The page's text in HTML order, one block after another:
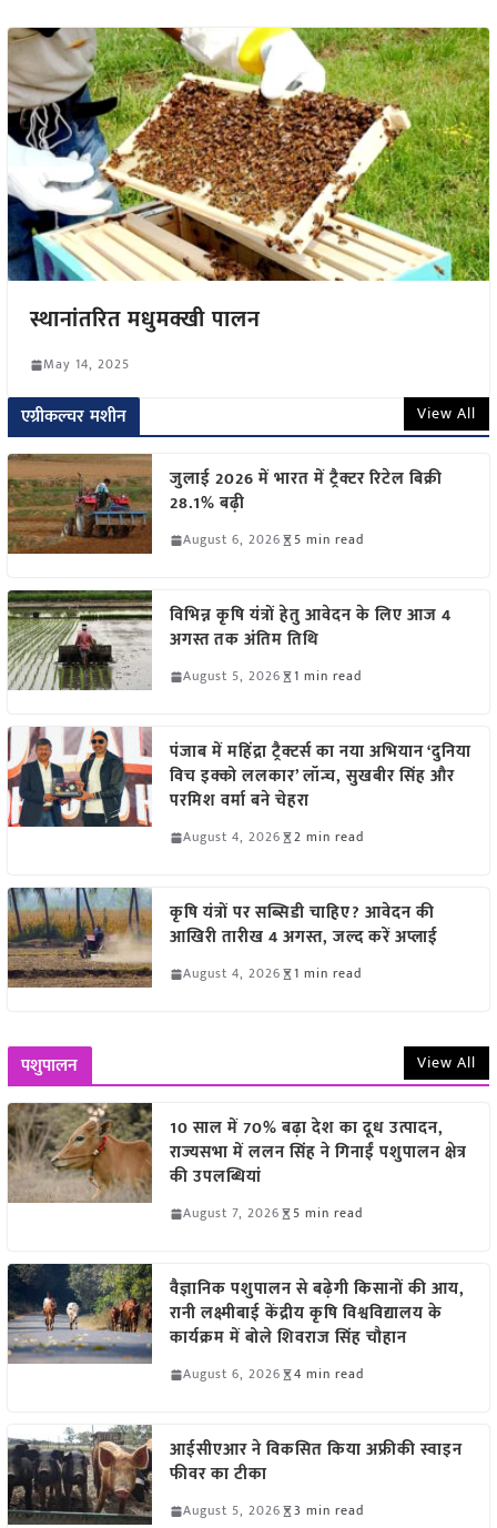
स्थानांतरित मधुमक्खी पालन
May 14, 2025
एग्रीकल्चर मशीन View All
जुलाई 2026 में भारत में ट्रैक्टर रिटेल बिक्री
28.1% बढ़ी
August 6, 2026 5 min read
विभिन्न कृषि यंत्रों हेतु आवेदन के लिए आज 4
अगस्त तक अंतिम तिथि
August 5, 2026 1 min read
पंजाब में महिंद्रा ट्रैक्टर्स का नया अभियान ‘दुनिया
विच इक्को ललकार’ लॉन्च, सुखबीर सिंह और
परमिश वर्मा बने चेहरा
August 4, 2026 2 min read
कृषि यंत्रों पर सब्सिडी चाहिए? आवेदन की
आखिरी तारीख 4 अगस्त, जल्द करें अप्लाई
August 4, 2026 1 min read
पशुपालन View All
10 साल में 70% बढ़ा देश का दूध उत्पादन,
राज्यसभा में ललन सिंह ने गिनाईं पशुपालन क्षेत्र
की उपलब्धियां
August 7, 2026 5 min read
वैज्ञानिक पशुपालन से बढ़ेगी किसानों की आय,
रानी लक्ष्मीबाई केंद्रीय कृषि विश्वविद्यालय के
कार्यक्रम में बोले शिवराज सिंह चौहान
August 6, 2026 4 min read
आईसीएआर ने विकसित किया अफ्रीकी स्वाइन
फीवर का टीका
August 5, 2026 3 min read